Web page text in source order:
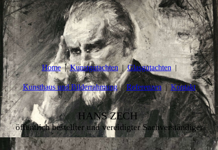
Home Kunstgutachten Glasgutachten
Kunsthaus und Bilderrahmung Referenzen Kontakt
HANS ZECH
öffentlich bestellter und vereidigter Sachverständiger